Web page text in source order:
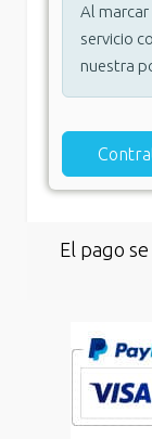
Al
servicio
nuestra
El pago